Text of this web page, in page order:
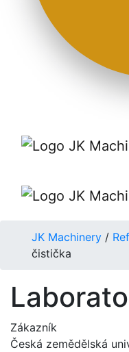
JK Machinery /
čistička
Zákazník
Česká zemědělská